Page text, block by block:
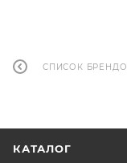
СПИСОК
КАТАЛОГ